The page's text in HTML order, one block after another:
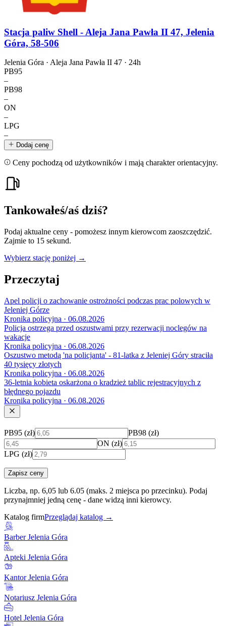
Stacja paliw Shell - Aleja Jana Pawła II 47, Jelenia
Góra, 58-506
Jelenia Góra · Aleja Jana Pawła II 47 · 24h
PB95
–
PB98
–
ON
–
LPG
–
Dodaj cenę
Ceny pochodzą od użytkowników i mają charakter orientacyjny.
Tankowałeś/aś dziś?
Podaj aktualne ceny - pomożesz innym kierowcom zaoszczędzić.
Zajmie to 15 sekund.
Wybierz stację poniżej →
Przeczytaj
Apel policji o zachowanie ostrożności podczas prac polowych w
Jeleniej Górze
Kronika policyjna · 06.08.2026
Policja ostrzega przed oszustwami przy rezerwacji noclegów na
wakacje
Kronika policyjna · 06.08.2026
Oszustwo metodą 'na policjanta' - 81-latka z Jeleniej Góry straciła
40 tysięcy złotych
Kronika policyjna · 06.08.2026
36-letnia kobieta oskarżona o kradzież tablic rejestracyjnych z
błędnego pojazdu
Kronika policyjna · 06.08.2026
PB95 (zł)
PB98 (zł)
ON (zł)
LPG (zł)
Zapisz ceny
Liczba, np. 6,05 lub 6.05 (maks. 2 miejsca po przecinku). Podaj
przynajmniej jedną cenę - dane widzą inni kierowcy.
Katalog firmPrzeglądaj katalog →
Barber Jelenia Góra
Apteki Jelenia Góra
Kantor Jelenia Góra
Notariusz Jelenia Góra
Hotel Jelenia Góra